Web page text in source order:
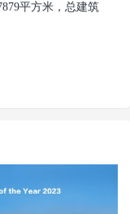
平方米，总建筑